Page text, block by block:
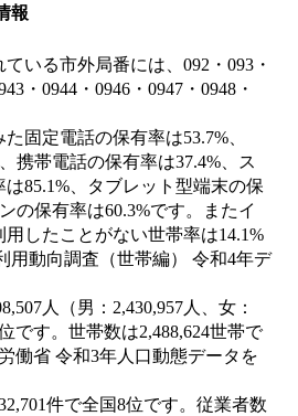
報
いる市外局番には、092・093・
・0944・0946・0947・0948・
固定電話の保有率は53.7%、
携帯電話の保有率は37.4%、ス
85.1%、タブレット型端末の保
の保有率は60.3%です。またイ
したことがない世帯率は14.1%
用動向調査（世帯編） 令和4年デ
人（男：2,430,957人、女：
です。世帯数は2,488,624世帯で
働省 令和3年人口動態データを
件で全国8位です。従業者数